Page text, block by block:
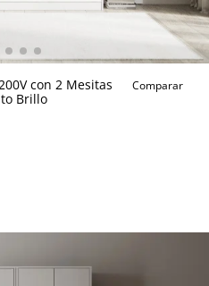
con 2 Mesitas
Brillo
Comparar